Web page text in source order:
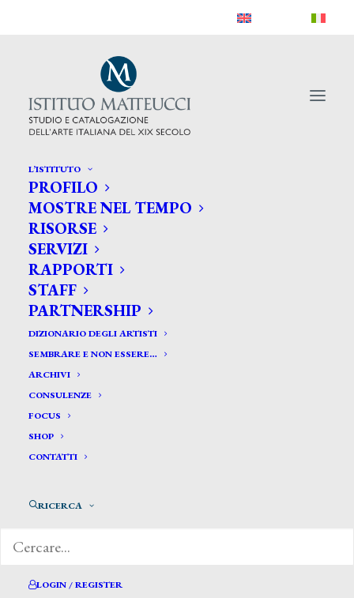
L’ISTITUTO
PROFILO
MOSTRE NEL TEMPO
RISORSE
SERVIZI
RAPPORTI
STAFF
PARTNERSHIP
DIZIONARIO DEGLI ARTISTI
SEMBRARE E NON ESSERE…
ARCHIVI
CONSULENZE
FOCUS
SHOP
CONTATTI
RICERCA
LOGIN / REGISTER